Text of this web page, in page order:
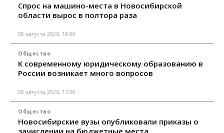
Спрос на машино-места в Новосибирской
области вырос в полтора раза
08 августа 2026, 18:00
Общество
К современному юридическому образованию в
России возникает много вопросов
08 августа 2026, 17:00
Общество
Новосибирские вузы опубликовали приказы о